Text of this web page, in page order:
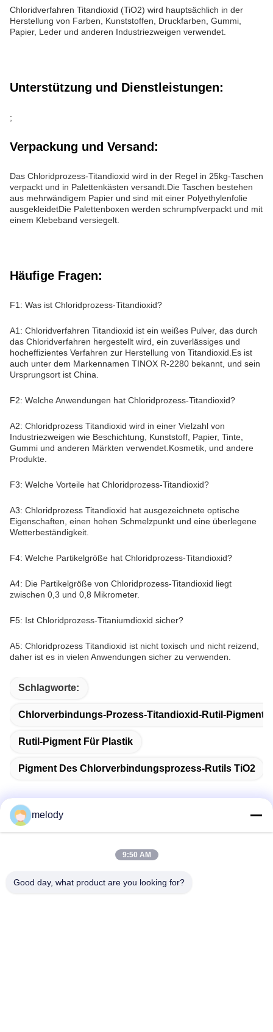
Chloridverfahren Titandioxid (TiO2) wird hauptsächlich in der
Herstellung von Farben, Kunststoffen, Druckfarben, Gummi,
Papier, Leder und anderen Industriezweigen verwendet.
Unterstützung und Dienstleistungen:
;
Verpackung und Versand:
Das Chloridprozess-Titandioxid wird in der Regel in 25kg-Taschen
verpackt und in Palettenkästen versandt.Die Taschen bestehen
aus mehrwändigem Papier und sind mit einer Polyethylenfolie
ausgekleidetDie Palettenboxen werden schrumpfverpackt und mit
einem Klebeband versiegelt.
Häufige Fragen:
F1: Was ist Chloridprozess-Titandioxid?
A1: Chloridverfahren Titandioxid ist ein weißes Pulver, das durch
das Chloridverfahren hergestellt wird, ein zuverlässiges und
hocheffizientes Verfahren zur Herstellung von Titandioxid.Es ist
auch unter dem Markennamen TINOX R-2280 bekannt, und sein
Ursprungsort ist China.
F2: Welche Anwendungen hat Chloridprozess-Titandioxid?
A2: Chloridprozess Titandioxid wird in einer Vielzahl von
Industriezweigen wie Beschichtung, Kunststoff, Papier, Tinte,
Gummi und anderen Märkten verwendet.Kosmetik, und andere
Produkte.
F3: Welche Vorteile hat Chloridprozess-Titandioxid?
A3: Chloridprozess Titandioxid hat ausgezeichnete optische
Eigenschaften, einen hohen Schmelzpunkt und eine überlegene
Wetterbeständigkeit.
F4: Welche Partikelgröße hat Chloridprozess-Titandioxid?
A4: Die Partikelgröße von Chloridprozess-Titandioxid liegt
zwischen 0,3 und 0,8 Mikrometer.
F5: Ist Chloridprozess-Titaniumdioxid sicher?
A5: Chloridprozess Titandioxid ist nicht toxisch und nicht reizend,
daher ist es in vielen Anwendungen sicher zu verwenden.
Schlagworte:
Chlorverbindungs-Prozess-Titandioxid-Rutil-Pigment
Rutil-Pigment Für Plastik
Pigment Des Chlorverbindungsprozess-Rutils TiO2
melody
9:50 AM
Good day, what product are you looking for?